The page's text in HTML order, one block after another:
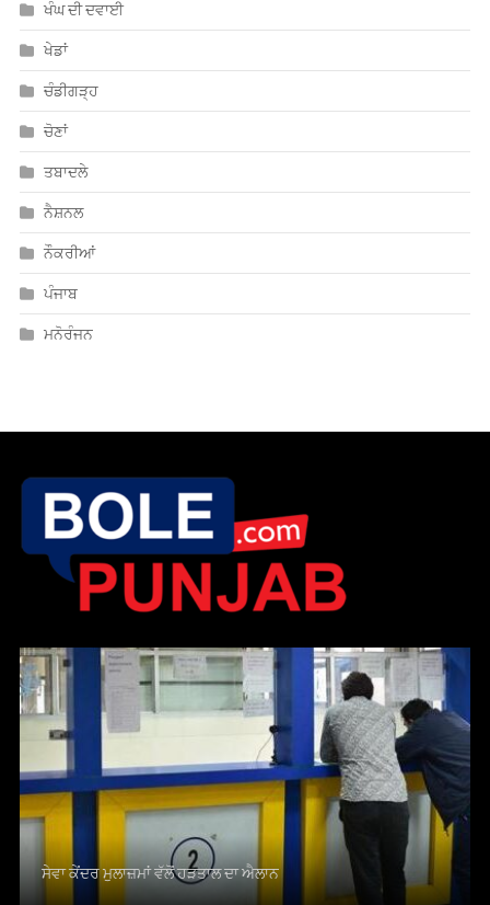
ਖੰਘ ਦੀ ਦਵਾਈ
ਖੇਡਾਂ
ਚੰਡੀਗੜ੍ਹ
ਚੋਣਾਂ
ਤਬਾਦਲੇ
ਨੈਸ਼ਨਲ
ਨੌਕਰੀਆਂ
ਪੰਜਾਬ
ਮਨੋਰੰਜਨ
ਦਾ ਐਲਾਨ ED ਵਲੋਂ ਬਿਕਰਮ ਮਜੀਠੀਆ ਦੇ